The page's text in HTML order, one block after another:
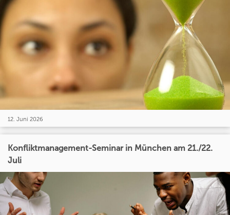
12. Juni 2026
Konfliktmanagement-Seminar in München am 21./22.
Juli